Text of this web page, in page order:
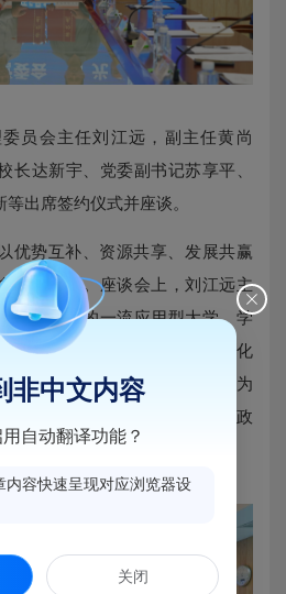
员会主任刘江远，副主任黄尚
长达新宇、党委副书记苏享平、
出席签约仪式并座谈。
优势互补、资源共享、发展共赢
层次合作。座谈会上，刘江远主
工科为主的一流应用型大学，学
势明显。学校长期围绕船政文化
能力突出，双方将以此次签约为
深化多领域合作，持续深耕船政
非中文内容
自动翻译功能？
内容快速呈现对应浏览器设
关闭